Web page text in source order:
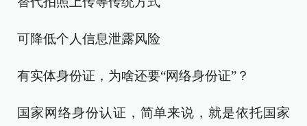
可降低个人信息泄露风险
有实体身份证，为啥还要“网络身份证”？
国家网络身份认证，简单来说，就是依托国家